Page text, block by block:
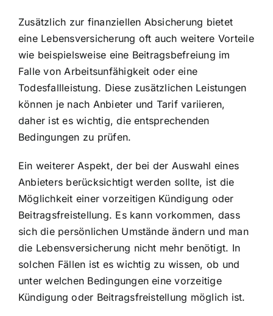
Zusätzlich zur finanziellen Absicherung bietet
eine Lebensversicherung oft auch weitere Vorteile
wie beispielsweise eine Beitragsbefreiung im
Falle von Arbeitsunfähigkeit oder eine
Todesfallleistung. Diese zusätzlichen Leistungen
können je nach Anbieter und Tarif variieren,
daher ist es wichtig, die entsprechenden
Bedingungen zu prüfen.
Ein weiterer Aspekt, der bei der Auswahl eines
Anbieters berücksichtigt werden sollte, ist die
Möglichkeit einer vorzeitigen Kündigung oder
Beitragsfreistellung. Es kann vorkommen, dass
sich die persönlichen Umstände ändern und man
die Lebensversicherung nicht mehr benötigt. In
solchen Fällen ist es wichtig zu wissen, ob und
unter welchen Bedingungen eine vorzeitige
Kündigung oder Beitragsfreistellung möglich ist.